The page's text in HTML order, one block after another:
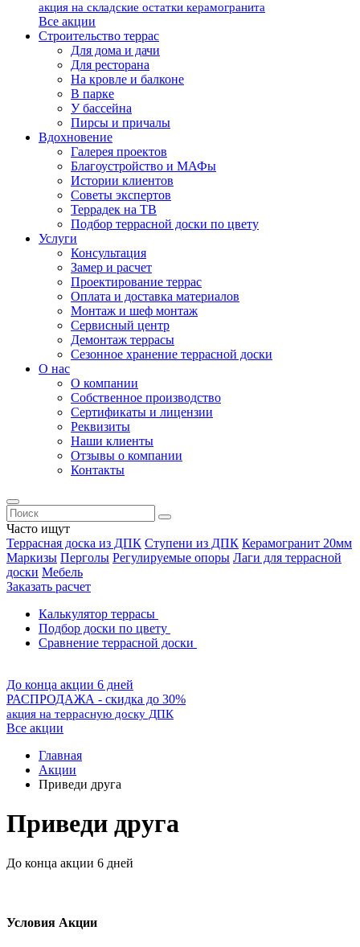
акция на складские остатки керамогранита
Все акции
Строительство террас
Для дома и дачи
Для ресторана
На кровле и балконе
В парке
У бассейна
Пирсы и причалы
Вдохновение
Галерея проектов
Благоустройство и МАФы
Истории клиентов
Советы экспертов
Террадек на ТВ
Подбор террасной доски по цвету
Услуги
Консультация
Замер и расчет
Проектирование террас
Оплата и доставка материалов
Монтаж и шеф монтаж
Сервисный центр
Демонтаж террасы
Сезонное хранение террасной доски
О нас
О компании
Собственное производство
Сертификаты и лицензии
Реквизиты
Наши клиенты
Отзывы о компании
Контакты
Часто ищут
Террасная доска из ДПК Ступени из ДПК Керамогранит 20мм
Маркизы Перголы Регулируемые опоры Лаги для террасной
доски Мебель
Заказать расчет
Калькулятор террасы
Подбор доски по цвету
Сравнение террасной доски
До конца акции 6 дней
РАСПРОДАЖА - скидка до 30%
акция на террасную доску ДПК
Все акции
Главная
Акции
Приведи друга
Приведи друга
До конца акции 6 дней
Условия Акции